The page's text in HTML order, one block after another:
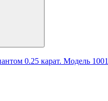
0.25 карат. Модель